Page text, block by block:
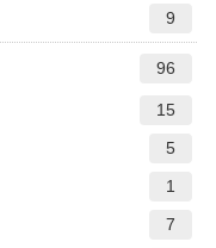
9
96
15
5
1
7